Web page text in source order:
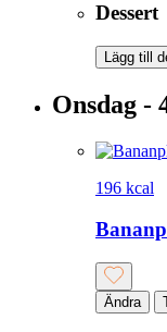
Dessert
Lägg till
Onsdag -
196 kcal
Ändra